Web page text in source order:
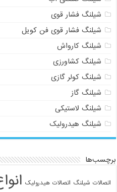
شیلنگ فشار قوی
شیلنگ فشار قوی فن کویل
شیلنگ کارواش
شیلنگ کشاورزی
شیلنگ کولر گازی
شیلنگ گاز
شیلنگ لاستیکی
شیلنگ هیدرولیک
برچسب‌ها
اتصالات شیلنگ اتصالات هیدرولیک